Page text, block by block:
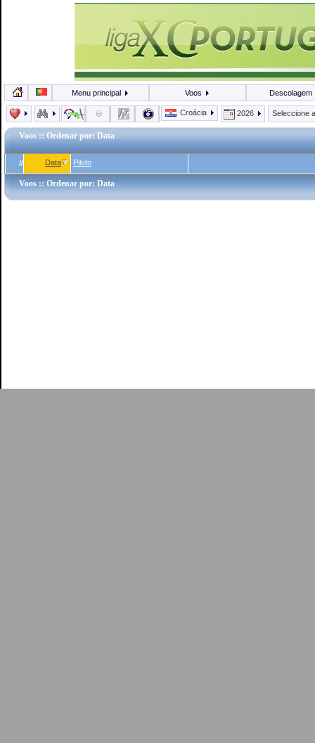
Menu principal Voos Descolagem
Croácia 2026 Seleccione
Voos :: Ordenar por: Data
# Data Piloto
Voos :: Ordenar por: Data